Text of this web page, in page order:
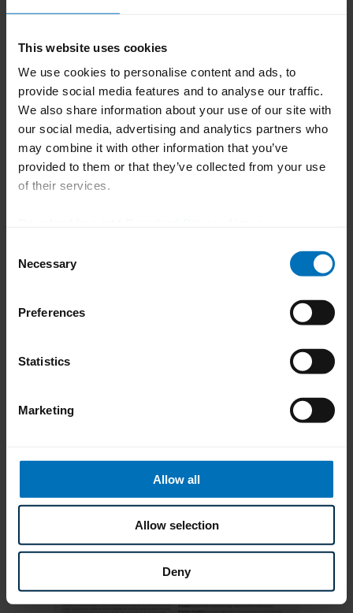
This website uses cookies
We use cookies to personalise content and ads, to
provide social media features and to analyse our traffic.
We also share information about your use of our site with
our social media, advertising and analytics partners who
may combine it with other information that you’ve
provided to them or that they’ve collected from your use
of their services.
Selection
Necessary
Preferences
Statistics
Marketing
Allow all
Allow selection
Deny
Wie können wir Ihnen
weiterhelfen?
Sie haben Fragen oder benötigen
weitere Informationen zu unserem
Download